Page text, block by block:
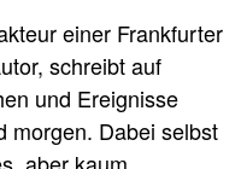
einer Frankfurter
schreibt auf
und Ereignisse
morgen. Dabei selbst